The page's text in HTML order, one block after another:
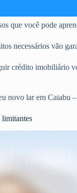
que você pode
necessários vão
crédito imobiliário
novo lar em